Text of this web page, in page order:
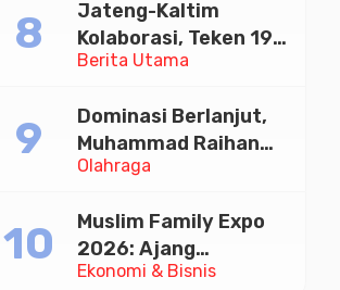
Tabungan Bima Bank
Jateng
Berita Utama
Jateng-Kaltim
Kolaborasi, Teken 19
Kerja Sama Ekonomi
Olahraga
Dominasi Berlanjut,
Muhammad Raihan
Fadila Sabet Emas
Taekwondo Indonesia
Open 2026
Ekonomi & Bisnis
Muslim Family Expo
2026: Ajang
Silaturahim dan